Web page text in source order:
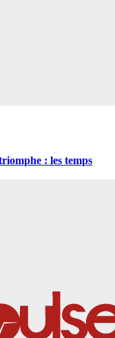
: les temps